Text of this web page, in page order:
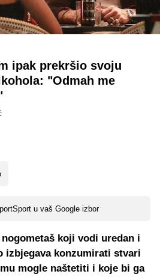
ipak prekršio svoju
"Odmah me
u vaš Google izbor
koji vodi uredan i
izbjegava konzumirati stvari
mogle naštetiti i koje bi ga